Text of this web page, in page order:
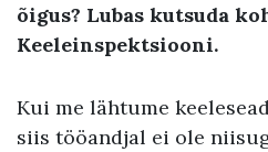
õigus? Lubas kutsuda
Keeleinspektsiooni.
Kui me lähtume
siis tööandjal ei ole